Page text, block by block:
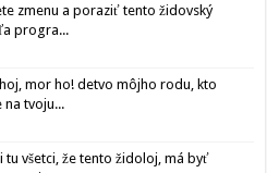
zmenu a poraziť tento židovský
progra...
mor ho! detvo môjho rodu, kto
na tvoju...
tu všetci, že tento židoloj, má byť